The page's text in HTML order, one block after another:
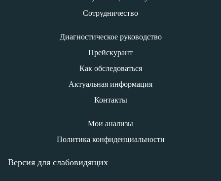
Сотрудничество
Диагностическое руководство
Прейскурант
Как обследоваться
Актуальная информация
Контакты
Мои анализы
Политика конфиденциальности
Версия для слабовидящих